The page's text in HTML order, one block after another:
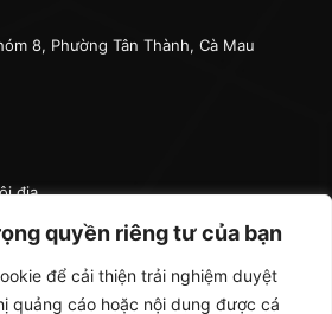
quyền riêng tư của bạn
để cải thiện trải nghiệm duyệt
quảng cáo hoặc nội dung được cá
8, Phường Tân Thành, Cà Mau
địa
tế